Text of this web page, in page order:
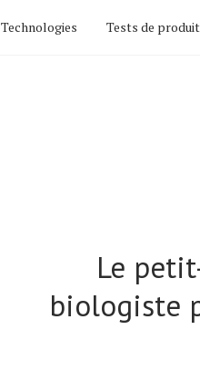
Technologies Tests de
Le
biologiste